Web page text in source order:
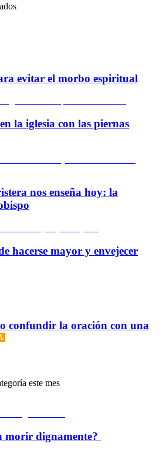
evitar el morbo espiritual
la iglesia con las piernas
nos enseña hoy: la
hacerse mayor y envejecer
confundir la oración con una
este mes
morir dignamente?